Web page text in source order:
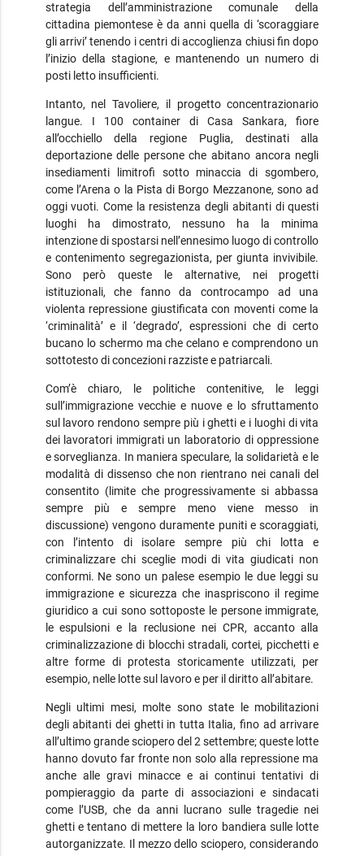
strategia dell’amministrazione comunale della
cittadina piemontese è da anni quella di ‘scoraggiare
gli arrivi’ tenendo i centri di accoglienza chiusi fin dopo
l’inizio della stagione, e mantenendo un numero di
posti letto insufficienti.
Intanto, nel Tavoliere, il progetto concentrazionario
langue. I 100 container di Casa Sankara, fiore
all’occhiello della regione Puglia, destinati alla
deportazione delle persone che abitano ancora negli
insediamenti limitrofi sotto minaccia di sgombero,
come l’Arena o la Pista di Borgo Mezzanone, sono ad
oggi vuoti. Come la resistenza degli abitanti di questi
luoghi ha dimostrato, nessuno ha la minima
intenzione di spostarsi nell’ennesimo luogo di controllo
e contenimento segregazionista, per giunta invivibile.
Sono però queste le alternative, nei progetti
istituzionali, che fanno da controcampo ad una
violenta repressione giustificata con moventi come la
‘criminalità’ e il ‘degrado’, espressioni che di certo
bucano lo schermo ma che celano e comprendono un
sottotesto di concezioni razziste e patriarcali.
Com’è chiaro, le politiche contenitive, le leggi
sull’immigrazione vecchie e nuove e lo sfruttamento
sul lavoro rendono sempre più i ghetti e i luoghi di vita
dei lavoratori immigrati un laboratorio di oppressione
e sorveglianza. In maniera speculare, la solidarietà e le
modalità di dissenso che non rientrano nei canali del
consentito (limite che progressivamente si abbassa
sempre più e sempre meno viene messo in
discussione) vengono duramente puniti e scoraggiati,
con l’intento di isolare sempre più chi lotta e
criminalizzare chi sceglie modi di vita giudicati non
conformi. Ne sono un palese esempio le due leggi su
immigrazione e sicurezza che inaspriscono il regime
giuridico a cui sono sottoposte le persone immigrate,
le espulsioni e la reclusione nei CPR, accanto alla
criminalizzazione di blocchi stradali, cortei, picchetti e
altre forme di protesta storicamente utilizzati, per
esempio, nelle lotte sul lavoro e per il diritto all’abitare.
Negli ultimi mesi, molte sono state le mobilitazioni
degli abitanti dei ghetti in tutta Italia, fino ad arrivare
all’ultimo grande sciopero del 2 settembre; queste lotte
hanno dovuto far fronte non solo alla repressione ma
anche alle gravi minacce e ai continui tentativi di
pompieraggio da parte di associazioni e sindacati
come l’USB, che da anni lucrano sulle tragedie nei
ghetti e tentano di mettere la loro bandiera sulle lotte
autorganizzate. Il mezzo dello sciopero, considerando